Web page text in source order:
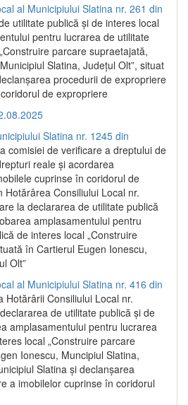
al Municipiului Slatina nr. 261 din
utilitate publică și de interes local
pentru lucrarea de utilitate
parcare supraetajată,
Slatina, Județul Olt”, situat
procedurii de expropriere
de expropriere
Slatina nr. 1245 din
comisiei de verificare a dreptului de
reale și acordarea
cuprinse în coridorul de
Consiliului Local nr.
la declararea de utilitate publică
amplasamentului pentru
de interes local „Construire
în Cartierul Eugen Ionescu,
Olt”
al Municipiului Slatina nr. 416 din
Hotărârii Consiliului Local nr.
de utilitate publică și de
amplasamentului pentru lucrarea
local „Construire parcare
Ionescu, Muncipiul Slatina,
Slatina și declanșarea
a imobilelor cuprinse în coridorul